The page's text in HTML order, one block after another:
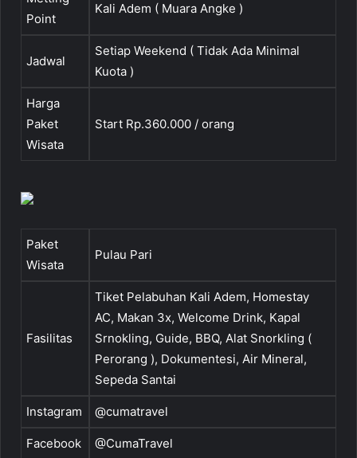
Point
Kali Adem ( Muara Angke )
Jadwal
Setiap Weekend ( Tidak Ada Minimal
Kuota )
Harga
Paket
Wisata
Start Rp.360.000 / orang
Paket
Wisata
Pulau Pari
Fasilitas
Tiket Pelabuhan Kali Adem, Homestay
AC, Makan 3x, Welcome Drink, Kapal
Srnokling, Guide, BBQ, Alat Snorkling (
Perorang ), Dokumentesi, Air Mineral,
Sepeda Santai
Instagram @cumatravel
Facebook @CumaTravel